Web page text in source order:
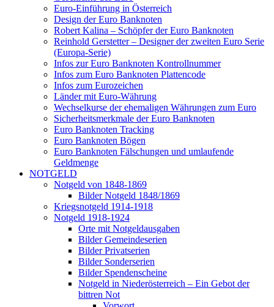
Euro-Einführung in Österreich
Design der Euro Banknoten
Robert Kalina – Schöpfer der Euro Banknoten
Reinhold Gerstetter – Designer der zweiten Euro Serie
(Europa-Serie)
Infos zur Euro Banknoten Kontrollnummer
Infos zum Euro Banknoten Plattencode
Infos zum Eurozeichen
Länder mit Euro-Währung
Wechselkurse der ehemaligen Währungen zum Euro
Sicherheitsmerkmale der Euro Banknoten
Euro Banknoten Tracking
Euro Banknoten Bögen
Euro Banknoten Fälschungen und umlaufende
Geldmenge
NOTGELD
Notgeld von 1848-1869
Bilder Notgeld 1848/1869
Kriegsnotgeld 1914-1918
Notgeld 1918-1924
Orte mit Notgeldausgaben
Bilder Gemeindeserien
Bilder Privatserien
Bilder Sonderserien
Bilder Spendenscheine
Notgeld in Niederösterreich – Ein Gebot der
bittren Not